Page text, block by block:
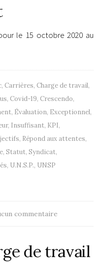
le 15 octobre 2020 au
, Carrières, Charge de travail,
, Covid-19, Crescendo,
, Évaluation, Exceptionnel,
, Insuffisant, KPI,
, Répond aux attentes,
, Statut, Syndicat,
, U.N.S.P., UNSP
commentaire
de travail